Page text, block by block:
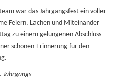
war das Jahrgangsfest ein voller
Feiern, Lachen und Miteinander
zu einem gelungenen Abschluss
schönen Erinnerung für den
Jahrgangs